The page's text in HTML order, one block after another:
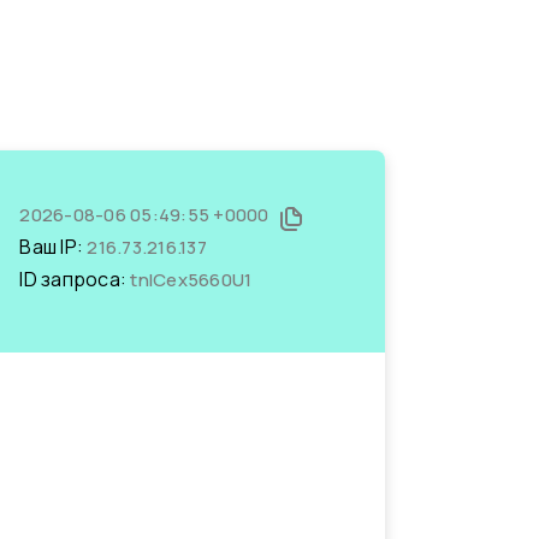
2026-08-06 05:49:55 +0000
Ваш IP:216.73.216.137
ID запроса:tnICex5660U1